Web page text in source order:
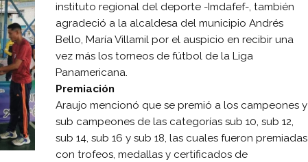
instituto regional del deporte -Imdafef-, también
agradeció a la alcaldesa del municipio Andrés
Bello, María Villamil por el auspicio en recibir una
vez más los torneos de fútbol de la Liga
Panamericana.
Premiación
Araujo mencionó que se premió a los campeones y
sub campeones de las categorías sub 10, sub 12,
sub 14, sub 16 y sub 18, las cuales fueron premiadas
con trofeos, medallas y certificados de